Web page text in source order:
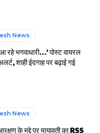
News
भगवाधारी…’ पोस्ट वायरल
शाही ईदगाह पर बढ़ाई गई
News
के मुद्दे पर मायावती का RSS